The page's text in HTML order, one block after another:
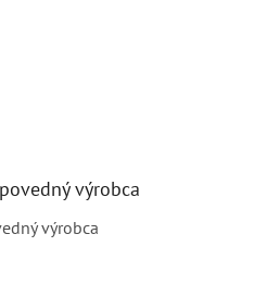
výrobca
výrobca